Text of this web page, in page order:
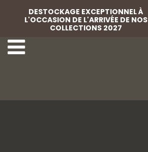
Ensemble parure
DESTOCKAGE EXCEPTIONNEL À
L'OCCASION DE L'ARRIVÉE DE NOS
COLLECTIONS 2027